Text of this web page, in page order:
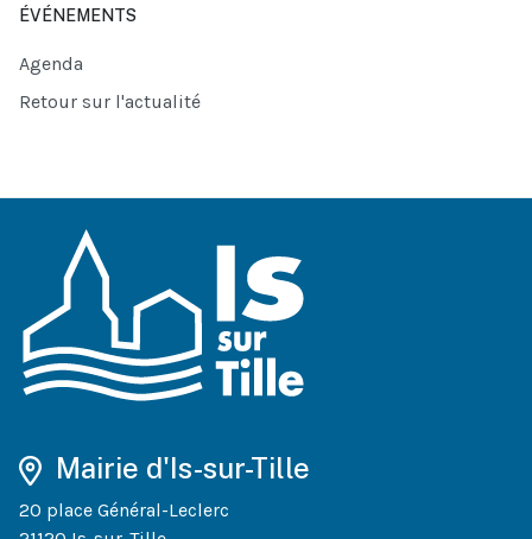
ÉVÉNEMENTS
Agenda
Retour sur l'actualité
Mairie d'Is-sur-Tille
20 place Général-Leclerc